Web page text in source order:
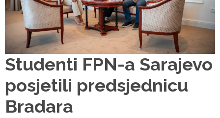
Studenti FPN-a Sarajevo
posjetili predsjednicu
Bradara